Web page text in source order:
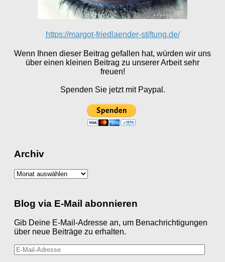
https://margot-friedlaender-stiftung.de/
Wenn Ihnen dieser Beitrag gefallen hat, würden wir uns
über einen kleinen Beitrag zu unserer Arbeit sehr
freuen!
Spenden Sie jetzt mit Paypal.
Archiv
Archiv
Blog via E-Mail abonnieren
Gib Deine E-Mail-Adresse an, um Benachrichtigungen
über neue Beiträge zu erhalten.
E-
Mail-